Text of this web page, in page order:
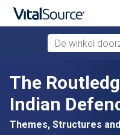
Verdergaan naar
De winkel
The
Indian
Themes, Structures